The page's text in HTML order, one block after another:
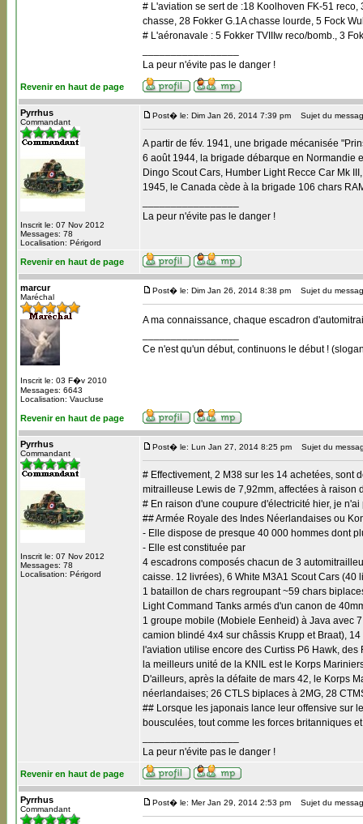
# L'aviation se sert de :18 Koolhoven FK-51
chasse, 28 Fokker G.1A chasse lourde, 5 Fock
# L'aéronavale : 5 Fokker TVIIIw reco/bomb., 3
La peur n'évite pas le danger !
Revenir en haut de page
Pyrrhus
Commandant
Inscrit le: 07 Nov 2012
Messages: 78
Localisation: Périgord
Post� le: Dim Jan 26, 2014 7:39 pm Sujet du
A partir de fév. 1941, une brigade mécanisée
6 août 1944, la brigade débarque en Normandie
Dingo Scout Cars, Humber Light Recce Car Mk
1945, le Canada cède à la brigade 106 chars
La peur n'évite pas le danger !
Revenir en haut de page
marcur
Maréchal
Inscrit le: 03 F�v 2010
Messages: 6643
Localisation: Vaucluse
Post� le: Dim Jan 26, 2014 8:38 pm Sujet du
A ma connaissance, chaque escadron
Ce n'est qu'un début, continuons le début !
Revenir en haut de page
Pyrrhus
Commandant
Inscrit le: 07 Nov 2012
Messages: 78
Localisation: Périgord
Post� le: Lun Jan 27, 2014 8:25 pm Sujet du
# Effectivement, 2 M38 sur les 14 achetées, sont
mitrailleuse Lewis de 7,92mm, affectées à raison
# En raison d'une coupure d'électricité hier, je
## Armée Royale des Indes Néerlandaises ou
- Elle dispose de presque 40 000 hommes dont
- Elle est constituée par
4 escadrons composés chacun de 3
caisse. 12 livrées), 6 White M3A1 Scout Cars
1 bataillon de chars regroupant ~59 chars
Light Command Tanks armés d'un canon de
1 groupe mobile (Mobiele Eenheid) à Java avec
camion blindé 4x4 sur châssis Krupp et Braat),
l'aviation utilise encore des Curtiss P6 Hawk,
la meilleurs unité de la KNIL est le Korps
D'ailleurs, après la défaite de mars 42, le Korps
néerlandaises; 26 CTLS biplaces à 2MG, 28
## Lorsque les japonais lance leur offensive sur
bousculées, tout comme les forces britanniques
La peur n'évite pas le danger !
Revenir en haut de page
Pyrrhus
Commandant
Post� le: Mer Jan 29, 2014 2:53 pm Sujet du